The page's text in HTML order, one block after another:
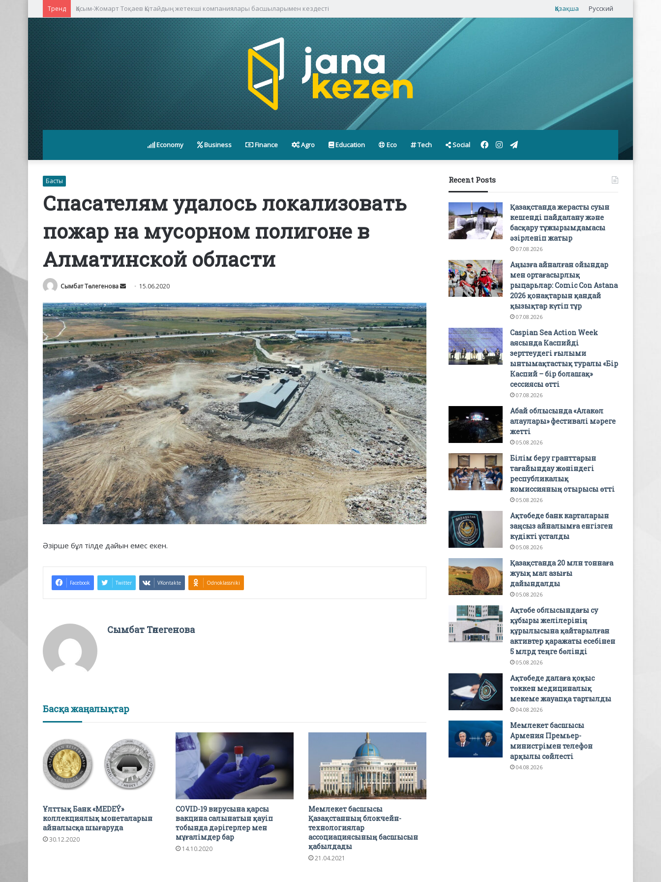
Тренд Қасым-Жомарт Тоқаев Қытайдың жетекші компаниялары басшыларымен кездесті Қазақша Русский
Economy Business Finance Agro Education Eco Tech Social Telegram
Instagram
Facebook
Басты
Спасателям удалось локализовать
пожар на мусорном полигоне в
Алматинской области
Сымбат Төлегенова
Send
email
15.06.2020
Әзірше бұл тілде дайын емес екен.
Facebook Twitter VKontakte Odnoklassniki
Сымбат Төлегенова
Басқа жаңалықтар
Ұлттық Банк «MEDEÝ»
коллекциялық монеталарын
айналысқа шығаруда
30.12.2020
COVID-19 вирусына қарсы
вакцина салынатын қауіп
тобында дәрігерлер мен
мұғалімдер бар
14.10.2020
Мемлекет басшысы
Қазақстанның блокчейн-
технологиялар
ассоциациясының басшысын
қабылдады
21.04.2021
Recent Posts
Қазақстанда жерасты суын
кешенді пайдалану және
басқару тұжырымдамасы
әзірленіп жатыр
07.08.2026
Аңызға айналған ойындар
мен ортағасырлық
рыцарьлар: Comic Con Astana
2026 қонақтарын қандай
қызықтар күтіп тұр
07.08.2026
Caspian Sea Action Week
аясында Каспийді
зерттеудегі ғылыми
ынтымақтастық туралы «Бір
Каспий – бір болашақ»
сессиясы өтті
07.08.2026
Абай облысында «Алакөл
алаулары» фестивалі мәреге
жетті
05.08.2026
Білім беру гранттарын
тағайындау жөніндегі
республикалық
комиссияның отырысы өтті
05.08.2026
Ақтөбеде банк карталарын
заңсыз айналымға енгізген
күдікті ұсталды
05.08.2026
Қазақстанда 20 млн тоннаға
жуық мал азығы
дайындалды
05.08.2026
Ақтөбе облысындағы су
құбыры желілерінің
құрылысына қайтарылған
активтер қаражаты есебінен
5 млрд теңге бөлінді
05.08.2026
Ақтөбеде далаға қоқыс
төккен медициналық
мекеме жауапқа тартылды
04.08.2026
Мемлекет басшысы
Армения Премьер-
министрімен телефон
арқылы сөйлесті
04.08.2026